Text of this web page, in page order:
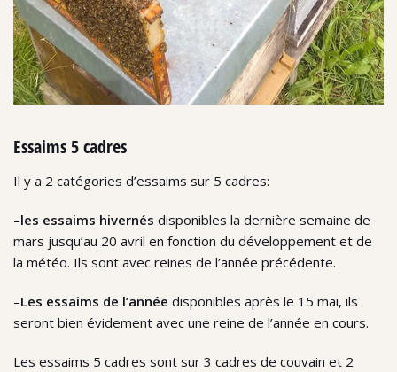
Essaims 5 cadres
Il y a 2 catégories d’essaims sur 5 cadres:
–les essaims hivernés disponibles la dernière semaine de
mars jusqu’au 20 avril en fonction du développement et de
la météo. Ils sont avec reines de l’année précédente.
–Les essaims de l’année disponibles après le 15 mai, ils
seront bien évidement avec une reine de l’année en cours.
Les essaims 5 cadres sont sur 3 cadres de couvain et 2